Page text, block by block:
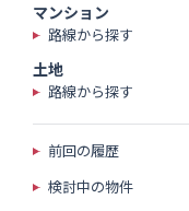
マンション
路線から探す
土地
路線から探す
前回の履歴
検討中の物件